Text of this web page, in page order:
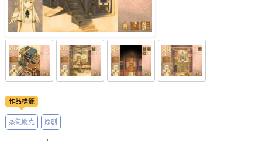
作品標籤
蒸氣龐克 原創